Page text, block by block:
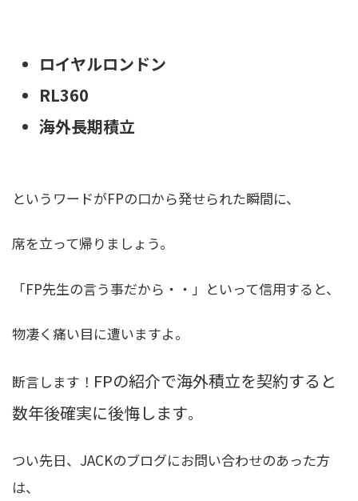
ロイヤルロンドン
RL360
海外長期積立
というワードがFPの口から発せられた瞬間に、
席を立って帰りましょう。
「FP先生の言う事だから・・」といって信用すると、
物凄く痛い目に遭いますよ。
断言します！ FPの紹介で海外積立を契約すると
数年後確実に後悔します。
つい先日、JACKのブログにお問い合わせのあった方
は、